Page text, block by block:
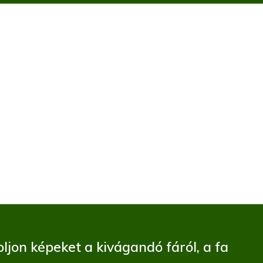
képeket a kivágandó fáról, a fa